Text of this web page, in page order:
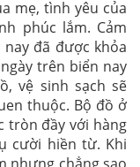
mẹ, tình yêu của
phúc lắm. Cảm
đã được khỏa
trên biển nay
vệ sinh sạch sẽ
thuộc. Bộ đồ ở
tròn đầy với hàng
cười hiền từ. Khi